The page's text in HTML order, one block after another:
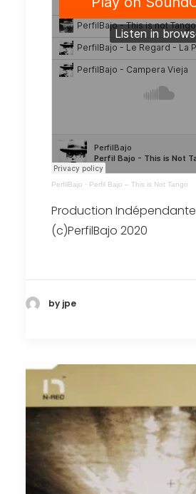
PerfilBajo · Perfil Bajo – This is Not Tango
Production Indépendante
(c)PerfilBajo 2020
by jpe